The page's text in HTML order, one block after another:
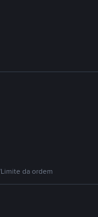
da ordem